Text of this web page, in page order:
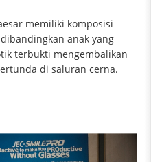
memiliki komposisi
anak yang
terbukti mengembalikan
di saluran cerna.